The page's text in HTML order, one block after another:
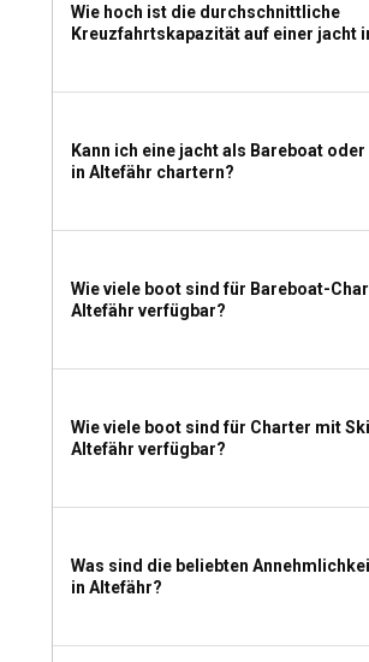
Was sollte man für einen
darauf, lässige, bequeme Kleidung,
Gegenstände, Sonnencreme, Hüte und
Mietmodell ist Sicherheitsausrüstung in
vorhanden.
Wie hoch ist die durchschnittliche
Kreuzfahrtskapazität auf einer jacht
Kann ich eine jacht als Bareboat
in Altefähr chartern?
Wie viele boot sind für Bareboat-
Altefähr verfügbar?
Wie viele boot sind für Charter mit
Altefähr verfügbar?
Was sind die beliebten
in Altefähr?